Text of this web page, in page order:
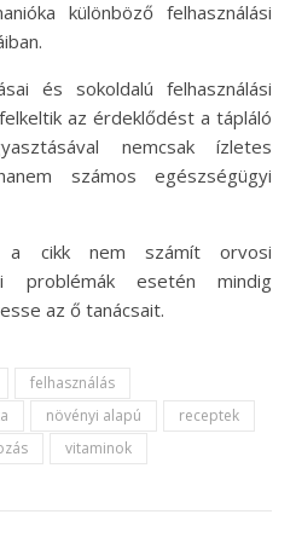
különböző felhasználási
és sokoldalú felhasználási
az érdeklődést a tápláló
nemcsak ízletes
számos egészségügyi
a cikk nem számít orvosi
problémák esetén mindig
az ő tanácsait.
felhasználás
növényi alapú
receptek
vitaminok